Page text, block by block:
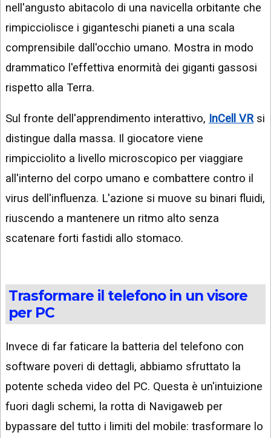
nell'angusto abitacolo di una navicella orbitante che
rimpicciolisce i giganteschi pianeti a una scala
comprensibile dall'occhio umano. Mostra in modo
drammatico l'effettiva enormità dei giganti gassosi
rispetto alla Terra.
Sul fronte dell'apprendimento interattivo, InCell VRsi
distingue dalla massa. Il giocatore viene
rimpicciolito a livello microscopico per viaggiare
all'interno del corpo umano e combattere contro il
virus dell'influenza. L'azione si muove su binari fluidi,
riuscendo a mantenere un ritmo alto senza
scatenare forti fastidi allo stomaco.
Trasformare il telefono in un visore
per PC
Invece di far faticare la batteria del telefono con
software poveri di dettagli, abbiamo sfruttato la
potente scheda video del PC. Questa è un'intuizione
fuori dagli schemi, la rotta di Navigaweb per
bypassare del tutto i limiti del mobile: trasformare lo